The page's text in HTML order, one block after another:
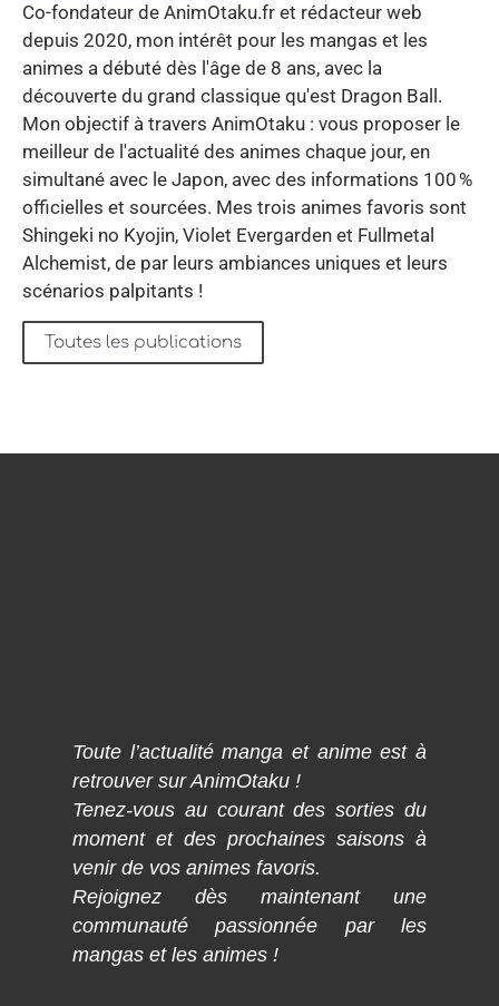
Co-fondateur de AnimOtaku.fr et rédacteur web
depuis 2020, mon intérêt pour les mangas et les
animes a débuté dès l'âge de 8 ans, avec la
découverte du grand classique qu'est Dragon Ball.
Mon objectif à travers AnimOtaku : vous proposer le
meilleur de l'actualité des animes chaque jour, en
simultané avec le Japon, avec des informations 100 %
officielles et sourcées. Mes trois animes favoris sont
Shingeki no Kyojin, Violet Evergarden et Fullmetal
Alchemist, de par leurs ambiances uniques et leurs
scénarios palpitants !
Toutes les publications
Toute l’actualité manga et anime est à
retrouver sur AnimOtaku !
Tenez-vous au courant des sorties du
moment et des prochaines saisons à
venir de vos animes favoris.
Rejoignez dès maintenant une
communauté passionnée par les
mangas et les animes !